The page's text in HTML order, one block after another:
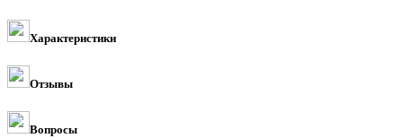
Характеристики
Отзывы
Вопросы